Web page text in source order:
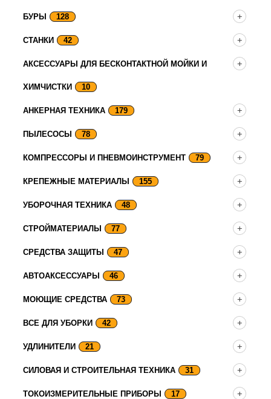
БУРЫ 128
СТАНКИ 42
АКСЕССУАРЫ ДЛЯ БЕСКОНТАКТНОЙ МОЙКИ И
ХИМЧИСТКИ 10
АНКЕРНАЯ ТЕХНИКА 179
ПЫЛЕСОСЫ 78
КОМПРЕССОРЫ И ПНЕВМОИНСТРУМЕНТ 79
КРЕПЕЖНЫЕ МАТЕРИАЛЫ 155
УБОРОЧНАЯ ТЕХНИКА 48
СТРОЙМАТЕРИАЛЫ 77
СРЕДСТВА ЗАЩИТЫ 47
АВТОАКСЕССУАРЫ 46
МОЮЩИЕ СРЕДСТВА 73
ВСЕ ДЛЯ УБОРКИ 42
УДЛИНИТЕЛИ 21
СИЛОВАЯ И СТРОИТЕЛЬНАЯ ТЕХНИКА 31
ТОКОИЗМЕРИТЕЛЬНЫЕ ПРИБОРЫ 17